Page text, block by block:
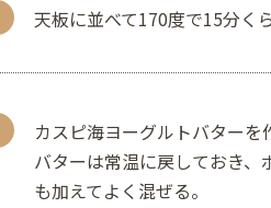
天板に並べて170度で15分く
カスピ海ヨーグルトバターを
バターは常温に戻しておき
も加えてよく混ぜる。